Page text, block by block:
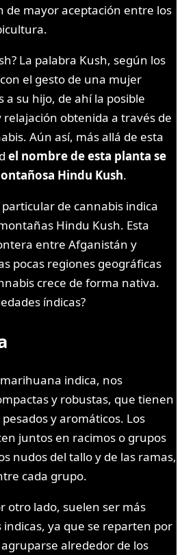
de mayor aceptación entre los
La palabra Kush, según los
el gesto de una mujer
a su hijo, de ahí la posible
obtenida a través de
Aún así, más allá de esta
el nombre de esta planta se
Hindu Kush.
de cannabis indica
Hindu Kush. Esta
entre Afganistán y
pocas regiones geográficas
crece de forma nativa.
índicas?
indica, nos
y robustas, que tienen
y aromáticos. Los
juntos en racimos o grupos
nudos del tallo y de las ramas,
cada grupo.
otro lado, suelen ser más
ya que se reparten por
alrededor de los